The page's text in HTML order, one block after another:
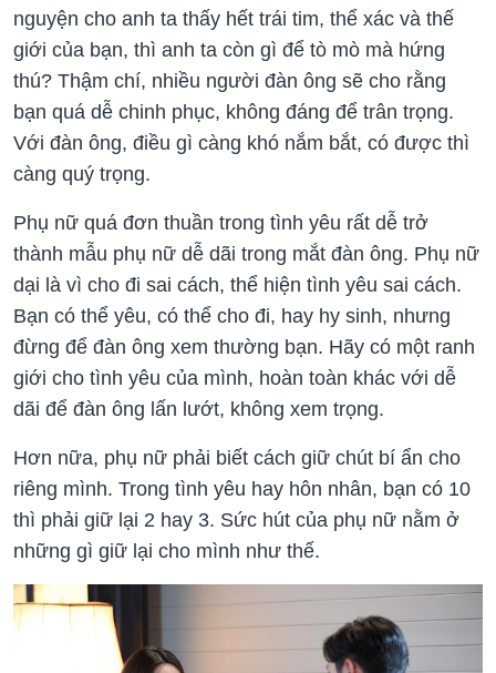
nguyện cho anh ta thấy hết trái tim, thể xác và thế
giới của bạn, thì anh ta còn gì để tò mò mà hứng
thú? Thậm chí, nhiều người đàn ông sẽ cho rằng
bạn quá dễ chinh phục, không đáng để trân trọng.
Với đàn ông, điều gì càng khó nắm bắt, có được thì
càng quý trọng.
Phụ nữ quá đơn thuần trong tình yêu rất dễ trở
thành mẫu phụ nữ dễ dãi trong mắt đàn ông. Phụ nữ
dại là vì cho đi sai cách, thể hiện tình yêu sai cách.
Bạn có thể yêu, có thể cho đi, hay hy sinh, nhưng
đừng để đàn ông xem thường bạn. Hãy có một ranh
giới cho tình yêu của mình, hoàn toàn khác với dễ
dãi để đàn ông lấn lướt, không xem trọng.
Hơn nữa, phụ nữ phải biết cách giữ chút bí ẩn cho
riêng mình. Trong tình yêu hay hôn nhân, bạn có 10
thì phải giữ lại 2 hay 3. Sức hút của phụ nữ nằm ở
những gì giữ lại cho mình như thế.